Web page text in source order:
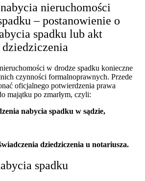
nieruchomości
– postanowienie o
spadku lub akt
w drodze spadku konieczne
czynności formalnoprawnych. Przede
oficjalnego potwierdzenia prawa
majątku po zmarłym, czyli:
nabycia spadku w sądzie,
dziedziczenia u notariusza.
spadku